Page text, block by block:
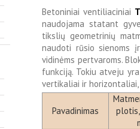
Betoniniai ventiliaciniai
naudojama statant
tikslių geometrinių
naudoti rūsio sienoms
vidinėms pertvaroms.
funkciją. Tokiu atveju
vertikaliai ir
Pavadinimas